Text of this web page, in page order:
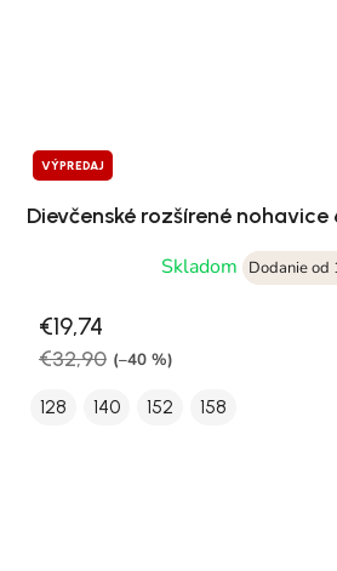
VÝPREDAJ
Dievčenské rozšírené nohavice
Skladom
Dodanie od
€19,74
€32,90 (–40 %)
128 140 152 158